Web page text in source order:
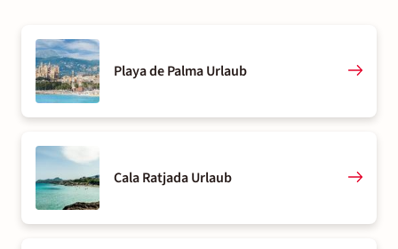
Playa de Palma Urlaub
Cala Ratjada Urlaub